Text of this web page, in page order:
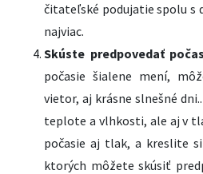
čitateľské podujatie spolu s
najviac.
Skúste predpovedať
počasie šialene mení,
vietor, aj krásne slnešné
teplote a vlhkosti, ale aj v
počasie aj tlak, a kreslite
ktorých môžete skúsiť